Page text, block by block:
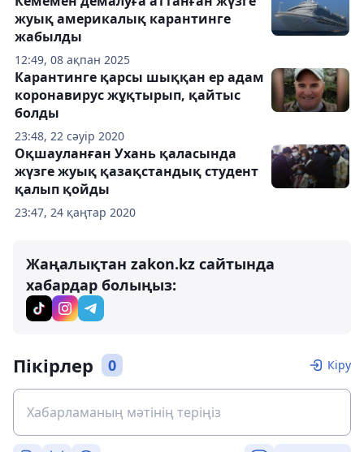
12:49, 08 ақпан 2025
жуық америкалық карантинге
жабылды
23:48, 22 сәуір 2020
Карантинге қарсы шыққан ер адам
коронавирус жұқтырып, қайтыс
болды
23:47, 24 қаңтар 2020
Оқшауланған Ухань қаласында
жүзге жуық қазақстандық студент
қалып қойды
Жаңалықтан zakon.kz сайтында
хабардар болыңыз:
Пікірлер 0 Кіру